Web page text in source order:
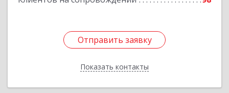
Отправить заявку
Показать контакты
Отправить заявку
Назад